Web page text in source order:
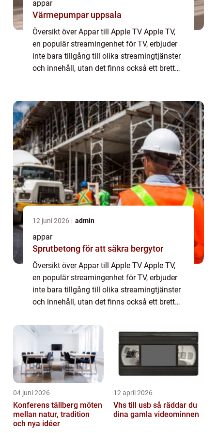
appar
Värmepumpar uppsala
Översikt över Appar till Apple TV Apple TV,
en populär streamingenhet för TV, erbjuder
inte bara tillgång till olika streamingtjänster
och innehåll, utan det finns också ett brett
12 juni 2026 admin
appar
Sprutbetong för att säkra bergytor
Översikt över Appar till Apple TV Apple TV,
en populär streamingenhet för TV, erbjuder
inte bara tillgång till olika streamingtjänster
och innehåll, utan det finns också ett brett
enheten. Appar till Apple...
04 juni 2026
Konferens tällberg möten
mellan natur, tradition
och nya idéer
12 april 2026
Vhs till usb så räddar du
dina gamla videominnen